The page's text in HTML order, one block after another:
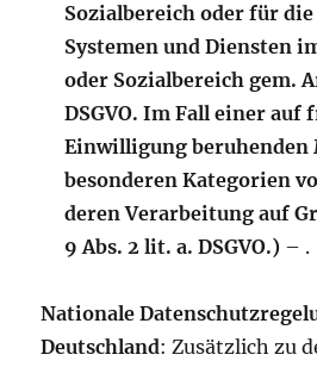
Sozialbereich oder für
Systemen und Diensten
oder Sozialbereich gem.
DSGVO. Im Fall einer
Einwilligung
besonderen Kategorien
deren Verarbeitung auf
9 Abs. 2 lit. a. DSGVO.) – .
Nationale
Deutschland: Zusätzlich zu